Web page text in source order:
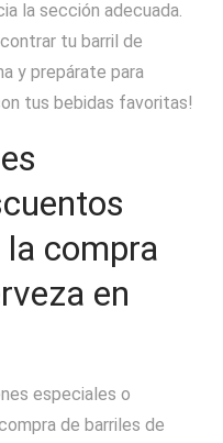
la sección adecuada.
tu barril de
y prepárate para
tus bebidas favoritas!
compra
en
especiales o
de barriles de